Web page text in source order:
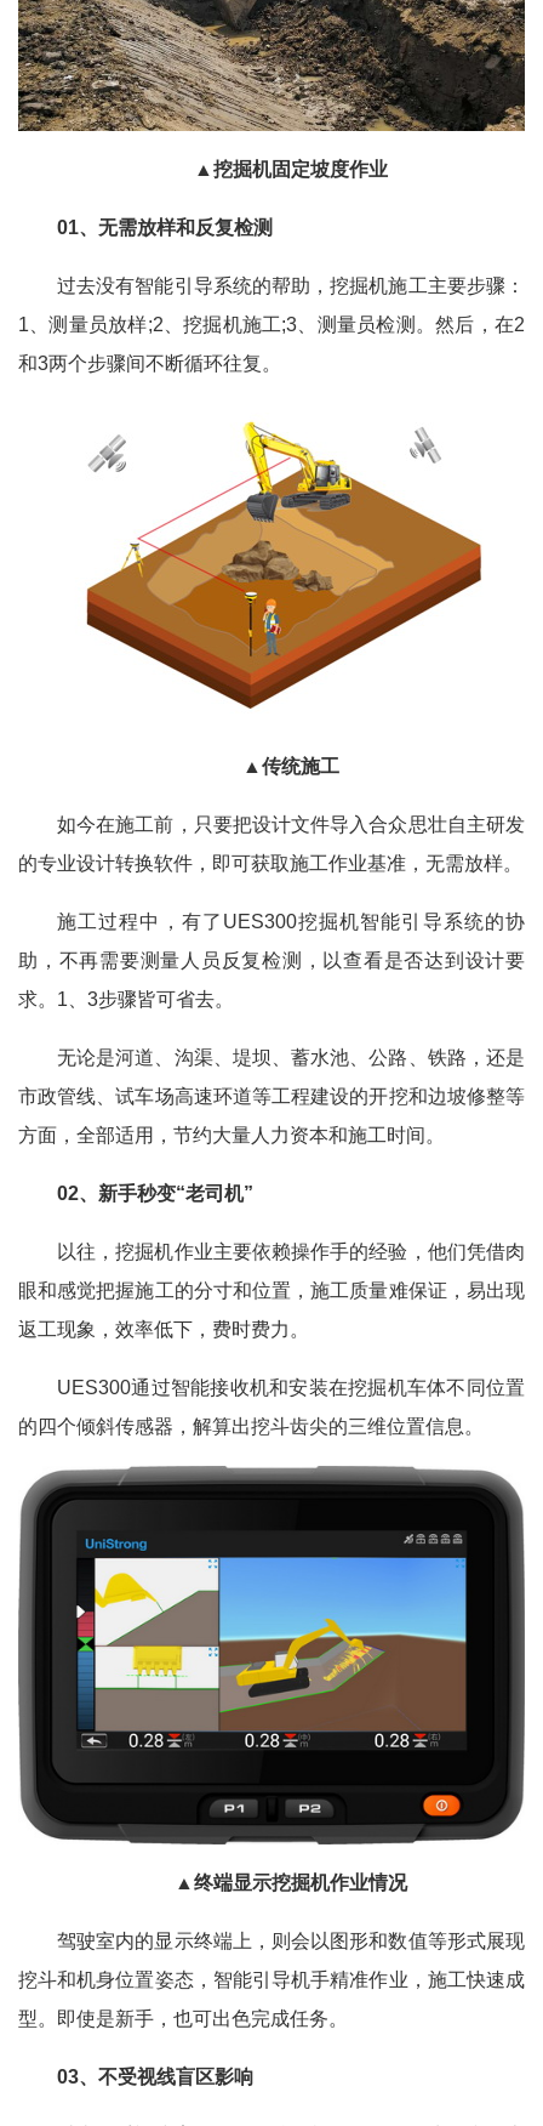
▲挖掘机固定坡度作业
01、无需放样和反复检测
过去没有智能引导系统的帮助，挖掘机施工主要步骤：
1、测量员放样;2、挖掘机施工;3、测量员检测。然后，在2
和3两个步骤间不断循环往复。
▲传统施工
如今在施工前，只要把设计文件导入合众思壮自主研发
的专业设计转换软件，即可获取施工作业基准，无需放样。
施工过程中，有了UES300挖掘机智能引导系统的协
助，不再需要测量人员反复检测，以查看是否达到设计要
求。1、3步骤皆可省去。
无论是河道、沟渠、堤坝、蓄水池、公路、铁路，还是
市政管线、试车场高速环道等工程建设的开挖和边坡修整等
方面，全部适用，节约大量人力资本和施工时间。
02、新手秒变“老司机”
以往，挖掘机作业主要依赖操作手的经验，他们凭借肉
眼和感觉把握施工的分寸和位置，施工质量难保证，易出现
返工现象，效率低下，费时费力。
UES300通过智能接收机和安装在挖掘机车体不同位置
的四个倾斜传感器，解算出挖斗齿尖的三维位置信息。
▲终端显示挖掘机作业情况
驾驶室内的显示终端上，则会以图形和数值等形式展现
挖斗和机身位置姿态，智能引导机手精准作业，施工快速成
型。即使是新手，也可出色完成任务。
03、不受视线盲区影响